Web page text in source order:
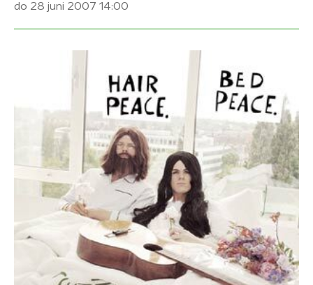
do 28 juni 2007 14:00